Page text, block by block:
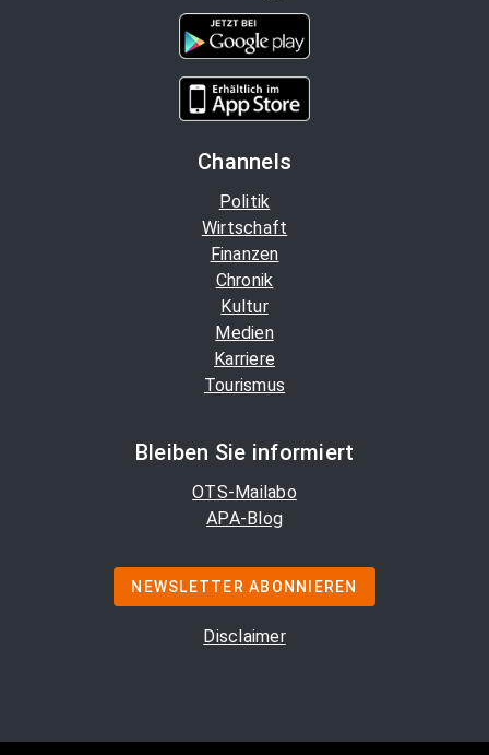
Channels
Politik
Wirtschaft
Finanzen
Chronik
Kultur
Medien
Karriere
Tourismus
Bleiben Sie informiert
OTS-Mailabo
APA-Blog
NEWSLETTER ABONNIEREN
Disclaimer